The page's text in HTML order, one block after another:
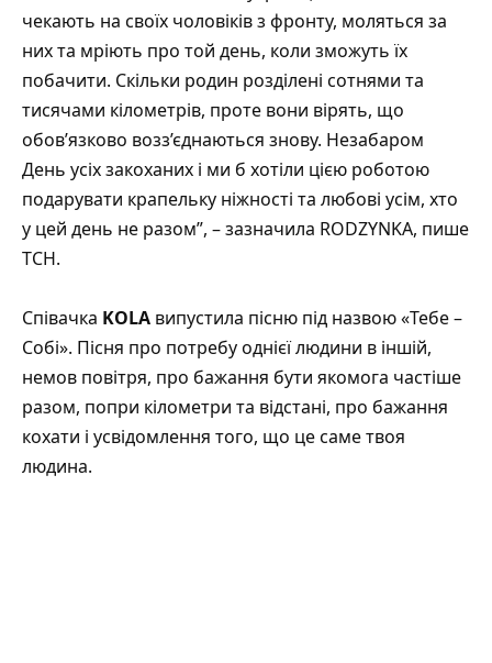
чекають на своїх чоловіків з фронту, моляться за
них та мріють про той день, коли зможуть їх
побачити. Скільки родин розділені сотнями та
тисячами кілометрів, проте вони вірять, що
обов’язково возз’єднаються знову. Незабаром
День усіх закоханих і ми б хотіли цією роботою
подарувати крапельку ніжності та любові усім, хто
у цей день не разом”, – зазначила RODZYNKA, пише
ТСН.
Співачка KOLA випустила пісню під назвою«Тебе –
Собі». Пісня про потребу однієї людини в іншій,
немов повітря, про бажання бути якомога частіше
разом, попри кілометри та відстані, про бажання
кохати і усвідомлення того, що це саме твоя
людина.